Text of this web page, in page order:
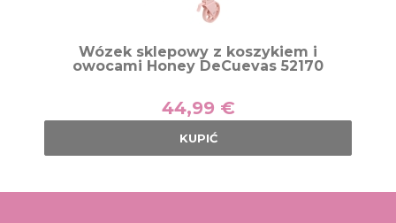
Wózek sklepowy z koszykiem i
owocami Honey DeCuevas 52170
44,99 €
KUPIĆ